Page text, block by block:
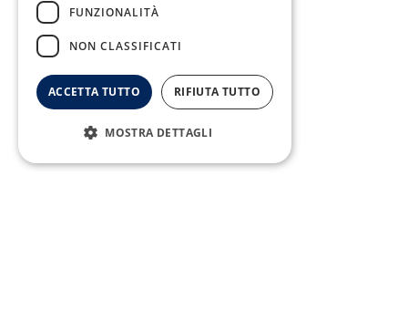
0823/322550
FUNZIONALITÀ
NON CLASSIFICATI
ACCETTA TUTTO RIFIUTA TUTTO
MOSTRA DETTAGLI